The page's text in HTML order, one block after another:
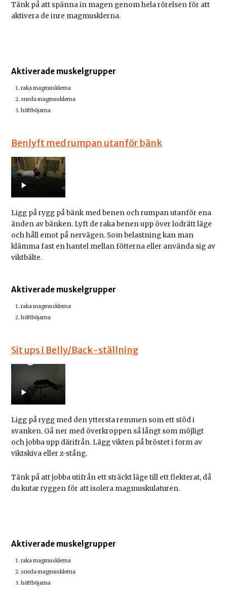
Tänk på att spänna in magen genom hela rörelsen för att
aktivera de inre magmusklerna.
Aktiverade muskelgrupper
raka magmusklerna
sneda magmusklerna
höftböjarna
Benlyft med rumpan utanför bänk
Ligg på rygg på bänk med benen och rumpan utanför ena
änden av bänken. Lyft de raka benen upp över lodrätt läge
och håll emot på nervägen. Som belastning kan man
klämma fast en hantel mellan fötterna eller använda sig av
viktbälte.
Aktiverade muskelgrupper
raka magmusklerna
höftböjarna
Sit ups i Belly/Back-ställning
Ligg på rygg med den yttersta remmen som ett stöd i
svanken. Gå ner med överkroppen så långt som möjligt
och jobba upp därifrån. Lägg vikten på bröstet i form av
viktskiva eller z-stång.
Tänk på att jobba utifrån ett sträckt läge till ett flekterat, då
du kutar ryggen för att isolera magmuskulaturen.
Aktiverade muskelgrupper
raka magmusklerna
sneda magmusklerna
höftböjarna